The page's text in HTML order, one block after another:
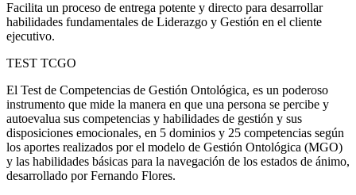
Facilita un proceso de entrega potente y directo para desarrollar
habilidades fundamentales de Liderazgo y Gestión en el cliente
ejecutivo.
TEST TCGO
El Test de Competencias de Gestión Ontológica, es un poderoso
instrumento que mide la manera en que una persona se percibe y
autoevalua sus competencias y habilidades de gestión y sus
disposiciones emocionales, en 5 dominios y 25 competencias según
los aportes realizados por el modelo de Gestión Ontológica (MGO)
y las habilidades básicas para la navegación de los estados de ánimo,
desarrollado por Fernando Flores.